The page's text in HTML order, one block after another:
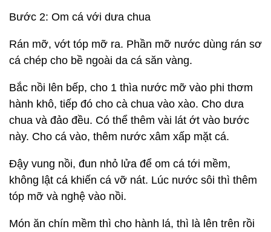
Bước 2: Om cá với dưa chua
Rán mỡ, vớt tóp mỡ ra. Phần mỡ nước dùng rán sơ
cá chép cho bề ngoài da cá săn vàng.
Bắc nồi lên bếp, cho 1 thìa nước mỡ vào phi thơm
hành khô, tiếp đó cho cà chua vào xào. Cho dưa
chua và đảo đều. Có thể thêm vài lát ớt vào bước
này. Cho cá vào, thêm nước xâm xấp mặt cá.
Đậy vung nồi, đun nhỏ lửa để om cá tới mềm,
không lật cá khiến cá vỡ nát. Lúc nước sôi thì thêm
tóp mỡ và nghệ vào nồi.
Món ăn chín mềm thì cho hành lá, thì là lên trên rồi